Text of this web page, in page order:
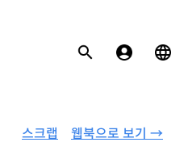
웹북으로 보기 →
스크랩